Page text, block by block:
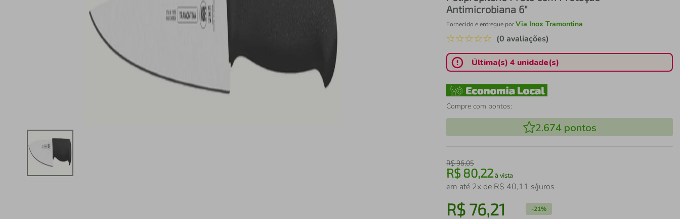
Antimicrobiana 6"
Fornecido e entregue porVia Inox Tramontina
☆☆☆☆☆ (0 avaliações)
Última(s) 4 unidade(s)
Compre com pontos:
2.674pontos
R$96,05
R$80,22 à vista
em até 2x de R$ 40,11 s/juros
R$ 76,21 -21%